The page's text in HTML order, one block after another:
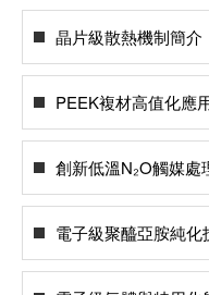
晶片級散熱機制簡介
PEEK複材高值化應
創新低溫N₂O觸媒處
電子級聚醯亞胺純